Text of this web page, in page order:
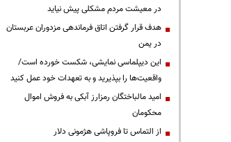
در معیشت مردم مشکلی پیش نیاید
هدف قرار گرفتن اتاق‌ فرماندهی مزدوران عربستان
در یمن
این دیپلماسی نمایشی، شکست خورده است/
واقعیت‌ها را بپذیرید و به تعهدات خود عمل کنید
امید مالباختگان رمزارز آبکی به فروش اموال
محکومان
از التماس تا فروپاشی هژمونی دلار